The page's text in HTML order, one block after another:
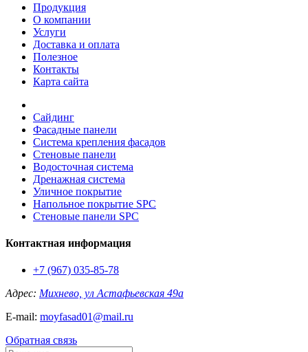
Продукция
О компании
Услуги
Доставка и оплата
Полезное
Контакты
Карта сайта
Сайдинг
Фасадные панели
Система крепления фасадов
Стеновые панели
Водосточная система
Дренажная система
Уличное покрытие
Напольное покрытие SPC
Стеновые панели SPC
Контактная информация
+7 (967) 035-85-78
Адрес: Михнево, ул Астафьевская 49а
E-mail: moyfasad01@mail.ru
Обратная связь